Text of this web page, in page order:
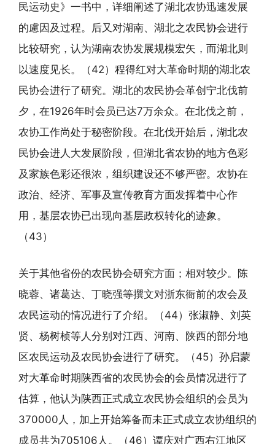
民运动史》一书中，详细阐述了湖北农协迅速发展
的慮因及过程。后又对湖南、湖北之农民协会进行
比较研究，认为湖南农协发展规模宏矢，而湖北则
以速度见长。（42）程得红对大革命时期的湖北农
民协会进行了研究。湖北的农民协会革创宁北伐前
夕，在1926年时会员已达7万余众。在北伐之前，
农协工作尚处于秘密阶段。在北伐开始后，湖北农
民协会进人大发展阶段，但湖北省农协的地方色彩
及家族色彩还很浓，组织建设还不够严密。农协在
政治、经济、军事及宣传教育方面发挥着中心作
用，基层农协已出现向基层政权转化的迹象。
（43）
关于其他省份的农民协会研究方面；相对较少。陈
晓蓉、诸葛达、丁晓强等撰文对浙东衙前的农会及
农民运动的情况进行了介绍。（44）张淑静、刘英
贤、杨树桢等人分别对江西、河南、陕西的部分地
区农民运动及农民协会进行了研究。（45）孙启蒙
对大革命时期陕西省的农民协会的会员情况进行了
估算，他认为陕西正式成立农民协会组织的会员为
370000人，加上开始筹备而未正式成立农协组织的
成员共为705106人。（46）谭庆对广西右江地区